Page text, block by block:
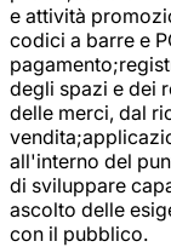
e attività
codici a barre e
degli spazi e dei
delle merci, dal
all'interno del
di sviluppare
ascolto delle
con il pubblico.